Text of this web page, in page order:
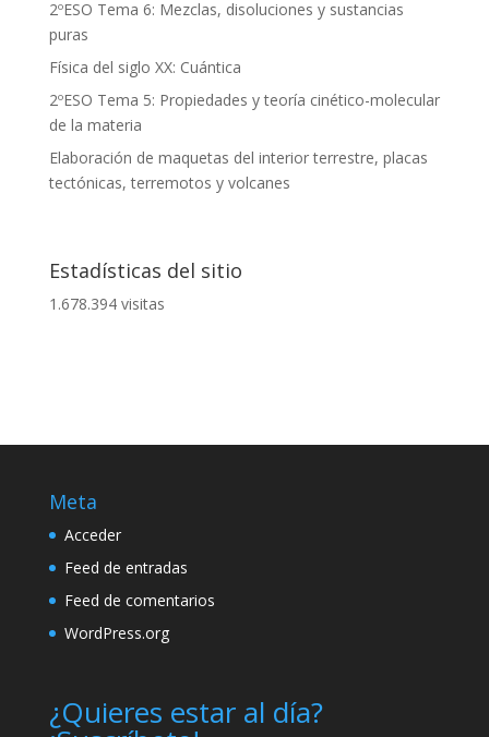
2ºESO Tema 6: Mezclas, disoluciones y sustancias
puras
Física del siglo XX: Cuántica
2ºESO Tema 5: Propiedades y teoría cinético-molecular
de la materia
Elaboración de maquetas del interior terrestre, placas
tectónicas, terremotos y volcanes
Estadísticas del sitio
1.678.394 visitas
Meta
Acceder
Feed de entradas
Feed de comentarios
WordPress.org
¿Quieres estar al día?